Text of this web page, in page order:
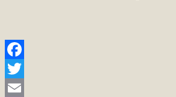
Facebook
Twitter